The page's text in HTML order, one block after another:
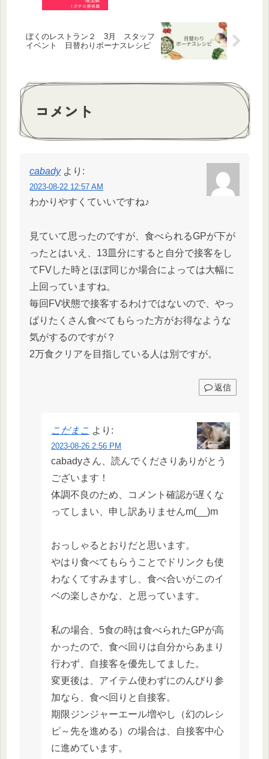
ぼくのレストラン２ 3月 スタッフ
イベント 日替わりボーナスレシピ
コメント
cabady より:
2023-08-22 12:57 AM
わかりやすくていいですね♪
見ていて思ったのですが、食べられるGPが下が
ったとはいえ、13皿分にすると自分で接客をし
てFVした時とほぼ同じか場合によっては大幅に
上回っていますね。
毎回FV状態で接客するわけではないので、やっ
ぱりたくさん食べてもらった方がお得なような
気がするのですが？
2万食クリアを目指している人は別ですが。
返信
こだまこ より:
2023-08-26 2:56 PM
cabadyさん、読んでくださりありがとう
ございます！
体調不良のため、コメント確認が遅くな
ってしまい、申し訳ありませんm(__)m
おっしゃるとおりだと思います。
やはり食べてもらうことでドリンクも使
わなくてすみますし、食べ合いがこのイ
ベの楽しさかな、と思っています。
私の場合、5食の時は食べられたGPが高
かったので、食べ回りは自分からあまり
行わず、自接客を優先してました。
変更後は、アイテム使わずにのんびり参
加なら、食べ回りと自接客。
期限ジンジャーエール増やし（幻のレシ
ピ～先を進める）の場合は、自接客中心
に進めています。